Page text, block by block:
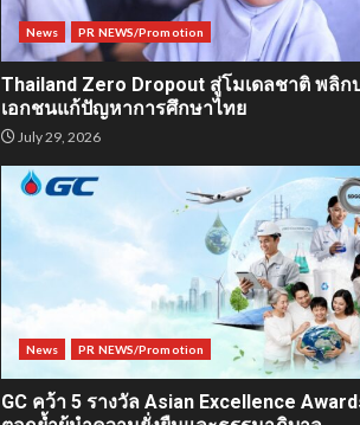
News PR NEWS/Promotion
Thailand Zero Dropout สู่โมเดลชาติ พลิก
เอกชนแก้ปัญหาการศึกษาไทย
July 29, 2026
News PR NEWS/Promotion
GC คว้า 5 รางวัล Asian Excellence